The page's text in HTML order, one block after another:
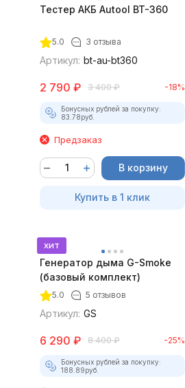
Тестер АКБ Autool BT-360
5.0 3 отзыва
Артикул: bt-au-bt360
2 790 ₽ 3 400 ₽ -18%
Бонусных рублей за покупку:
83.78руб.
Предзаказ
В корзину
Купить в 1 клик
хит
Генератор дыма G-Smoke
(базовый комплект)
5.0 5 отзывов
Артикул: GS
6 290 ₽ 8 400 ₽ -25%
Бонусных рублей за покупку:
188.89руб.